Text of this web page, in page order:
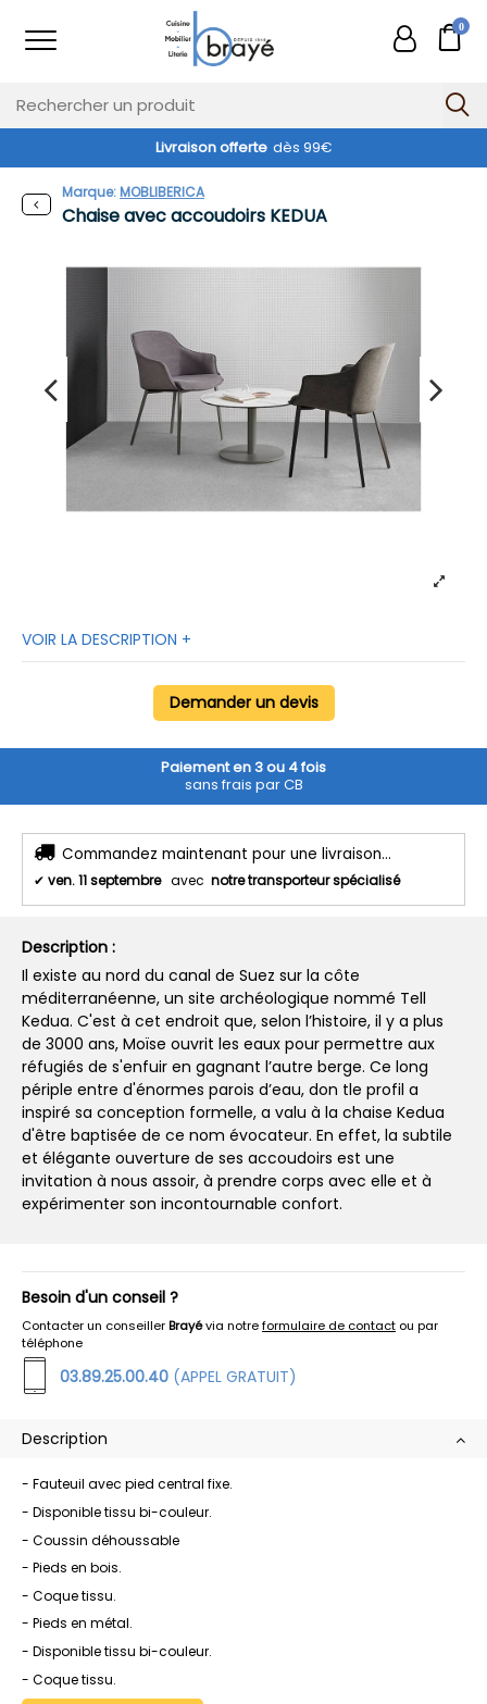
0
Livraison offerte dès 99€
Chaise avec accoudoirs KEDUA
Marque:MOBLIBERICA
VOIR LA DESCRIPTION +
Demander un devis
Paiement en 3 ou 4 fois
sans frais par CB
Commandez maintenant pour une livraison...
✔ ven. 11 septembre avec notre transporteur spécialisé
Description :
Il existe au nord du canal de Suez sur la côte
méditerranéenne, un site archéologique nommé Tell
Kedua. C'est à cet endroit que, selon l’histoire, il y a plus
de 3000 ans, Moïse ouvrit les eaux pour permettre aux
réfugiés de s'enfuir en gagnant l’autre berge. Ce long
périple entre d'énormes parois d’eau, don tle profil a
inspiré sa conception formelle, a valu à la chaise Kedua
d'être baptisée de ce nom évocateur. En effet, la subtile
et élégante ouverture de ses accoudoirs est une
invitation à nous assoir, à prendre corps avec elle et à
expérimenter son incontournable confort.
Besoin d'un conseil ?
Contacter un conseillerBrayévia notreformulaire de contact ou par
téléphone
03.89.25.00.40 (APPEL GRATUIT)
Description
- Fauteuil avec pied central fixe.
- Disponible tissu bi-couleur.
- Coussin déhoussable
- Pieds en bois.
- Coque tissu.
- Pieds en métal.
- Disponible tissu bi-couleur.
- Coque tissu.